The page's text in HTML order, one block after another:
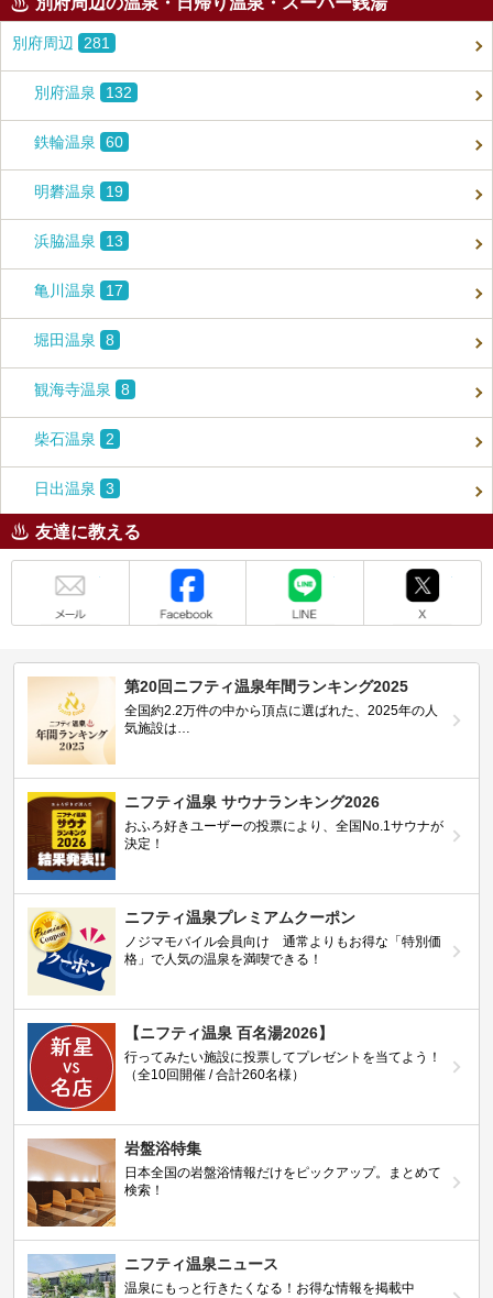
別府周辺 281
別府温泉 132
鉄輪温泉 60
明礬温泉 19
浜脇温泉 13
亀川温泉 17
堀田温泉 8
観海寺温泉 8
柴石温泉 2
日出温泉 3
友達に教える
第20回ニフティ温泉年間ランキング2025
全国約2.2万件の中から頂点に選ばれた、2025年の人
気施設は…
ニフティ温泉 サウナランキング2026
おふろ好きユーザーの投票により、全国No.1サウナが
決定！
ニフティ温泉プレミアムクーポン
ノジマモバイル会員向け 通常よりもお得な「特別価
格」で人気の温泉を満喫できる！
【ニフティ温泉 百名湯2026】
行ってみたい施設に投票してプレゼントを当てよう！
（全10回開催 / 合計260名様）
岩盤浴特集
日本全国の岩盤浴情報だけをピックアップ。まとめて
検索！
ニフティ温泉ニュース
温泉にもっと行きたくなる！お得な情報を掲載中